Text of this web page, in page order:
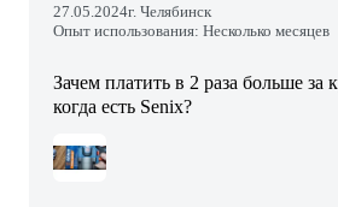
27.05.2024г. Челябинск
Опыт использования: Несколько месяцев
Зачем платить в 2 раза больше за
когда есть Senix?